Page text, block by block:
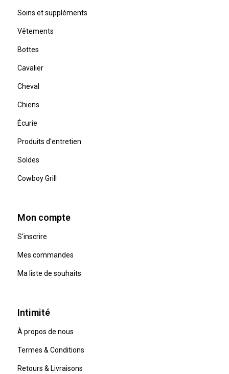
Soins et suppléments
Vêtements
Bottes
Cavalier
Cheval
Chiens
Écurie
Produits d'entretien
Soldes
Cowboy Grill
Mon compte
S'inscrire
Mes commandes
Ma liste de souhaits
Intimité
À propos de nous
Termes & Conditions
Retours & Livraisons